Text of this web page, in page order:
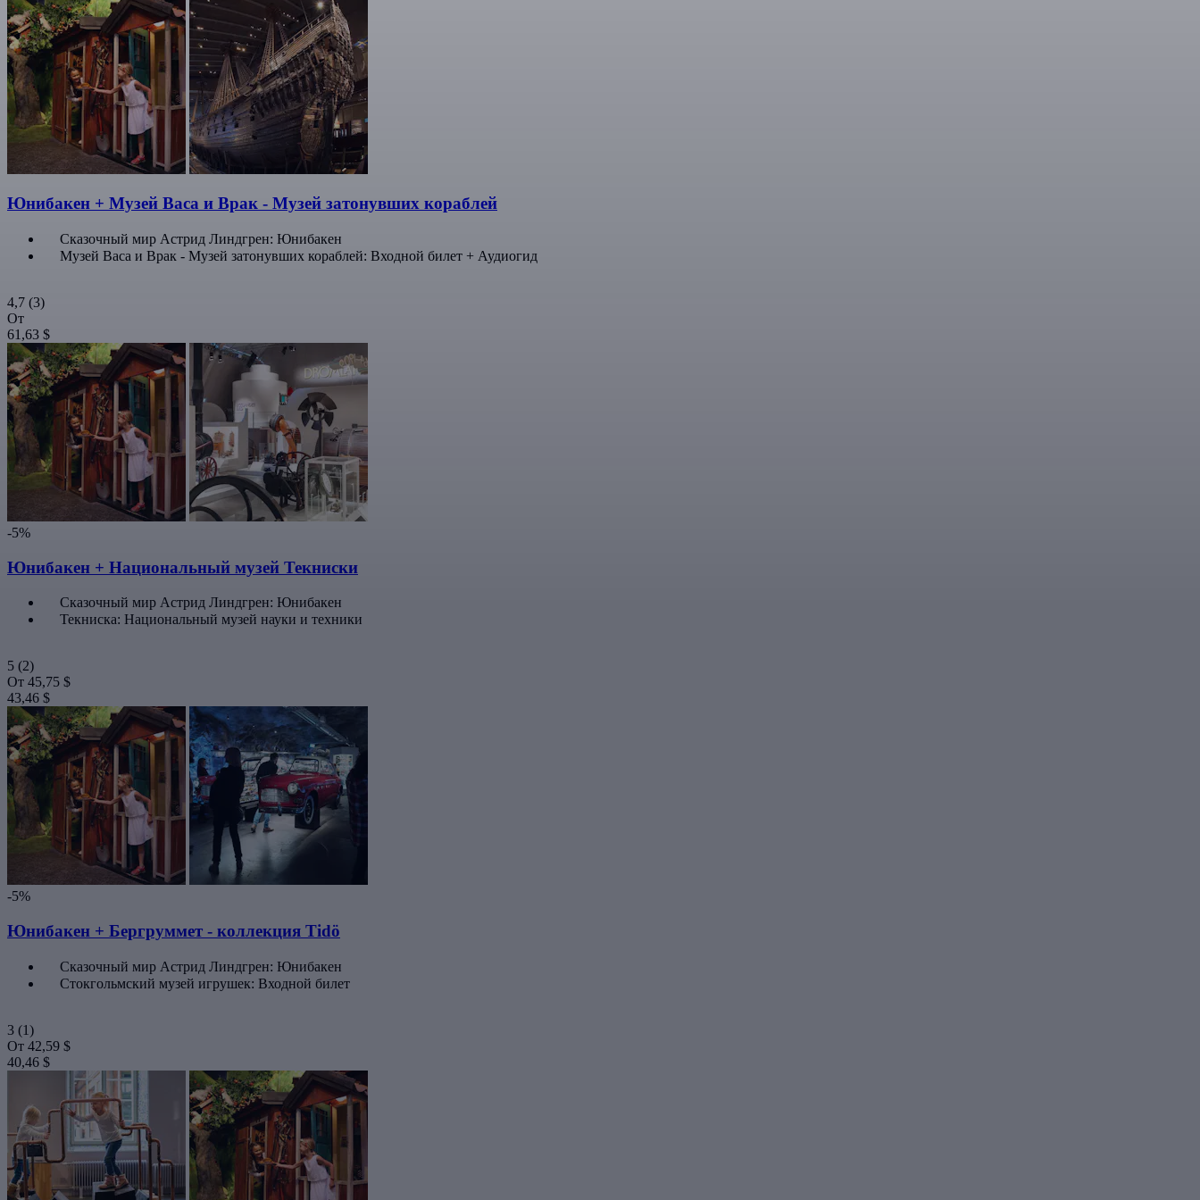
Юнибакен + Музей Васа и Врак - Музей затонувших кораблей
Сказочный мир Астрид Линдгрен: Юнибакен
Музей Васа и Врак - Музей затонувших кораблей: Входной билет + Аудиогид
4,7 (3)
От
61,63 $
-5%
Юнибакен + Национальный музей Текниски
Сказочный мир Астрид Линдгрен: Юнибакен
Текниска: Национальный музей науки и техники
5 (2)
От 45,75 $
43,46 $
-5%
Юнибакен + Бергруммет - коллекция Tidö
Сказочный мир Астрид Линдгрен: Юнибакен
Стокгольмский музей игрушек: Входной билет
3 (1)
От 42,59 $
40,46 $